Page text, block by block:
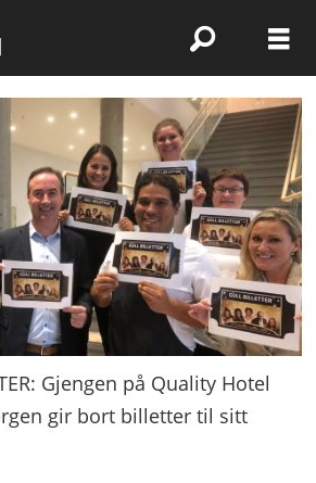
Gjengen på Quality Hotel
gir bort billetter til sitt